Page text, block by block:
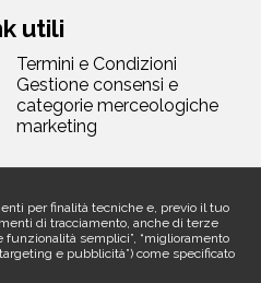
utili
Termini e Condizioni
Gestione consensi e
categorie merceologiche
marketing
per finalità tecniche e, previo il tuo
di tracciamento, anche di terze
funzionalità semplici”, “miglioramento
e pubblicità”) come specificato